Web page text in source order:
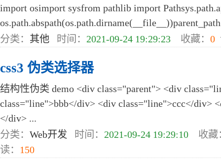
import osimport sysfrom pathlib import
分类： 其他 时间： 2021-09-24 19:29:23 收藏： 0
css3 伪类选择器
结构性伪类 demo <div class="parent"> <div
class="line">bbb</div> <div class="line">ccc</div>
</div> ...
分类： Web开发 时间： 2021-09-24 19:29:10 收藏
读： 150